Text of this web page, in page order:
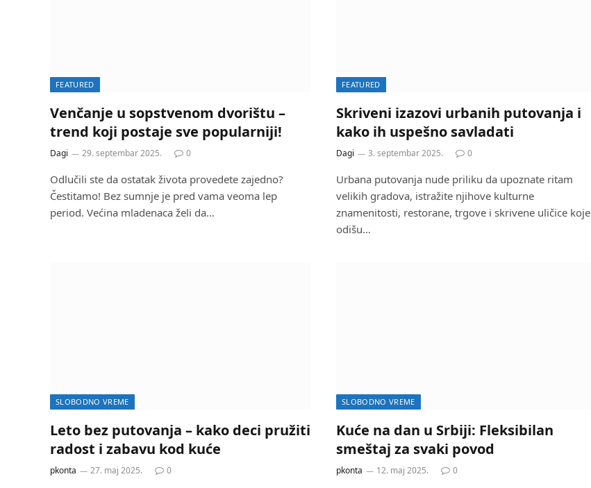
FEATURED
Venčanje u sopstvenom dvorištu –
trend koji postaje sve popularniji!
Dagi 29. septembar 2025. 0
Odlučili ste da ostatak života provedete zajedno?
Čestitamo! Bez sumnje je pred vama veoma lep
period. Većina mladenaca želi da…
FEATURED
Skriveni izazovi urbanih putovanja i
kako ih uspešno savladati
Dagi 3. septembar 2025. 0
Urbana putovanja nude priliku da upoznate ritam
velikih gradova, istražite njihove kulturne
znamenitosti, restorane, trgove i skrivene uličice koje
odišu…
SLOBODNO VREME
Leto bez putovanja – kako deci pružiti
radost i zabavu kod kuće
pkonta 27. maj 2025. 0
SLOBODNO VREME
Kuće na dan u Srbiji: Fleksibilan
smeštaj za svaki povod
pkonta 12. maj 2025. 0